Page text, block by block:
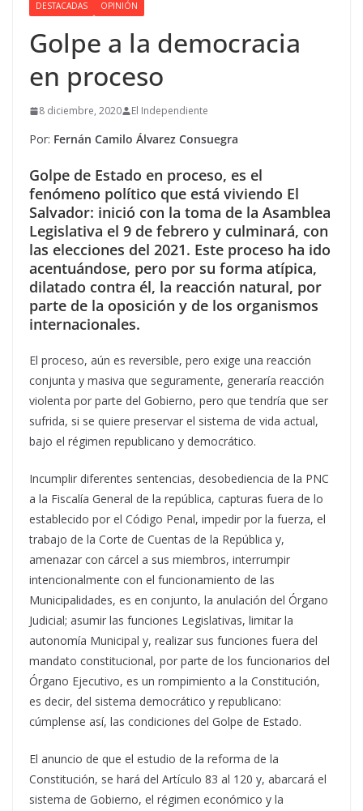
DESTACADAS OPINIÓN
Golpe a la democracia
en proceso
8 diciembre, 2020 El Independiente
Por: Fernán Camilo Álvarez Consuegra
Golpe de Estado en proceso, es el
fenómeno político que está viviendo El
Salvador: inició con la toma de la Asamblea
Legislativa el 9 de febrero y culminará, con
las elecciones del 2021. Este proceso ha ido
acentuándose, pero por su forma atípica,
dilatado contra él, la reacción natural, por
parte de la oposición y de los organismos
internacionales.
El proceso, aún es reversible, pero exige una reacción
conjunta y masiva que seguramente, generaría reacción
violenta por parte del Gobierno, pero que tendría que ser
sufrida, si se quiere preservar el sistema de vida actual,
bajo el régimen republicano y democrático.
Incumplir diferentes sentencias, desobediencia de la PNC
a la Fiscalía General de la república, capturas fuera de lo
establecido por el Código Penal, impedir por la fuerza, el
trabajo de la Corte de Cuentas de la República y,
amenazar con cárcel a sus miembros, interrumpir
intencionalmente con el funcionamiento de las
Municipalidades, es en conjunto, la anulación del Órgano
Judicial; asumir las funciones Legislativas, limitar la
autonomía Municipal y, realizar sus funciones fuera del
mandato constitucional, por parte de los funcionarios del
Órgano Ejecutivo, es un rompimiento a la Constitución,
es decir, del sistema democrático y republicano:
cúmplense así, las condiciones del Golpe de Estado.
El anuncio de que el estudio de la reforma de la
Constitución, se hará del Artículo 83 al 120 y, abarcará el
sistema de Gobierno, el régimen económico y la